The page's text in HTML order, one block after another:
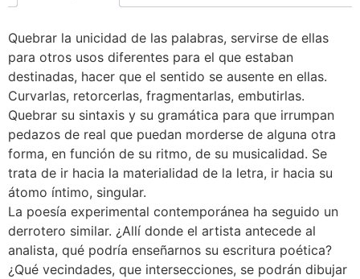
Quebrar la unicidad de las palabras, servirse de ellas
para otros usos diferentes para el que estaban
destinadas, hacer que el sentido se ausente en ellas.
Curvarlas, retorcerlas, fragmentarlas, embutirlas.
Quebrar su sintaxis y su gramática para que irrumpan
pedazos de real que puedan morderse de alguna otra
forma, en función de su ritmo, de su musicalidad. Se
trata de ir hacia la materialidad de la letra, ir hacia su
átomo íntimo, singular.
La poesía experimental contemporánea ha seguido un
derrotero similar. ¿Allí donde el artista antecede al
analista, qué podría enseñarnos su escritura poética?
¿Qué vecindades, que intersecciones, se podrán dibujar